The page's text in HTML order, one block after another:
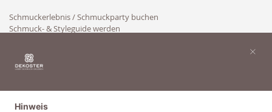
Schmuckerlebnis / Schmuckparty buchen
Schmuck- & Styleguide werden
Hinweis
×